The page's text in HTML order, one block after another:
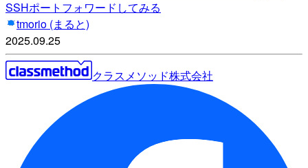
SSHポートフォワードしてみる
tmorio (まると)
2025.09.25
クラスメソッド株式会社